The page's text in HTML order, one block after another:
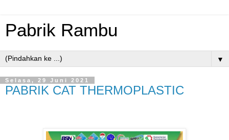
Pabrik Rambu
▼
Selasa, 29 Juni 2021
PABRIK CAT THERMOPLASTIC